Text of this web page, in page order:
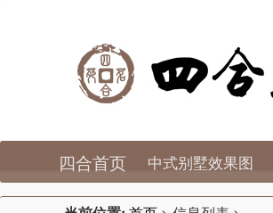
四合首页 中式别墅效果图